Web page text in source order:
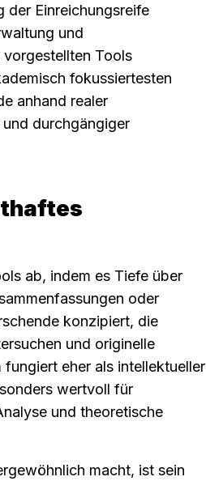
der Einreichungsreife
und
Tools
fokussiertesten
anhand realer
durchgängiger
ab, indem es Tiefe über
oder
konzipiert, die
und originelle
eher als intellektueller
wertvoll für
und theoretische
macht, ist sein